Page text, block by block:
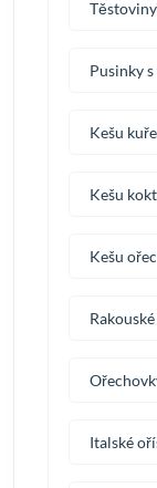
Pusinky
Kešu
Kešu
Kešu
Italské